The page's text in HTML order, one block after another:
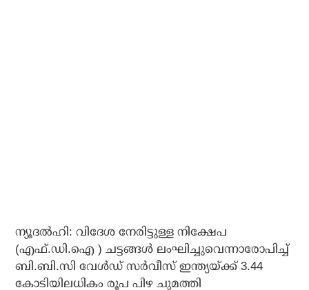
ന്യൂദൽഹി: വിദേശ നേരിട്ടുള്ള നിക്ഷേപ
(എഫ്.ഡി.ഐ ) ചട്ടങ്ങൾ ലംഘിച്ചുവെന്നാരോപിച്ച്
ബി.ബി.സി വേൾഡ് സർവീസ് ഇന്ത്യയ്ക്ക് 3.44
കോടിയിലധികം രൂപ പിഴ ചുമത്തി